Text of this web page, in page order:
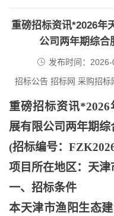
重磅招标资讯*2026年
公司两年期综合
发布时间：
招标公告 招标网 采购招
重磅招标资讯
展有限公司两年期
(招标编号：
项目所在地区：天
一、招标条件
本天津市渔阳生态